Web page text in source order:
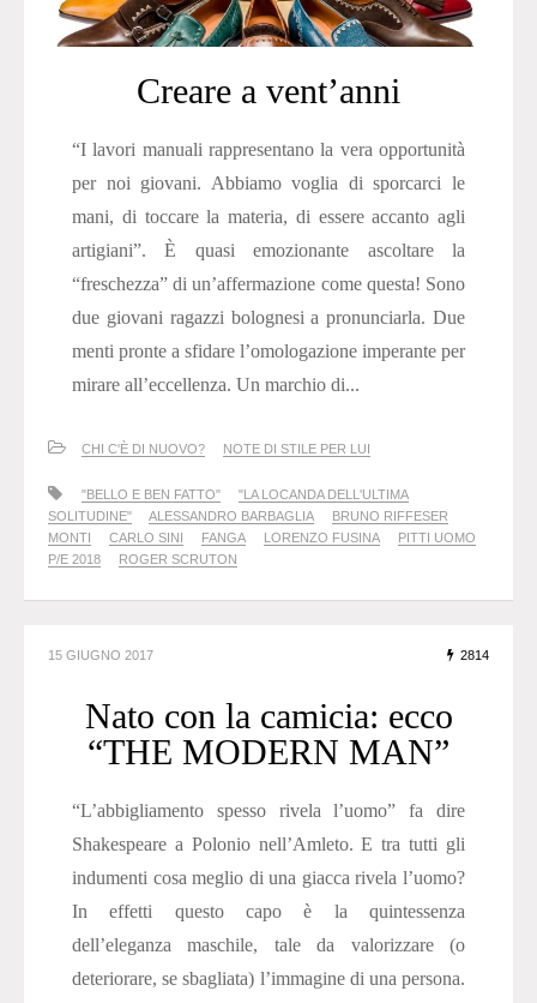
Creare a vent’anni
“I lavori manuali rappresentano la vera opportunità
per noi giovani. Abbiamo voglia di sporcarci le
mani, di toccare la materia, di essere accanto agli
artigiani”. È quasi emozionante ascoltare la
“freschezza” di un’affermazione come questa! Sono
due giovani ragazzi bolognesi a pronunciarla. Due
menti pronte a sfidare l’omologazione imperante per
mirare all’eccellenza. Un marchio di...
CHI C'È DI NUOVO? NOTE DI STILE PER LUI
"BELLO E BEN FATTO"
"LA LOCANDA DELL'ULTIMA
SOLITUDINE"
ALESSANDRO BARBAGLIA
BRUNO RIFFESER
MONTI
CARLO SINI FANGA LORENZO FUSINA
PITTI UOMO
P/E 2018
ROGER SCRUTON
15 GIUGNO 2017 2814
Nato con la camicia: ecco
“THE MODERN MAN”
“L’abbigliamento spesso rivela l’uomo” fa dire
Shakespeare a Polonio nell’Amleto. E tra tutti gli
indumenti cosa meglio di una giacca rivela l’uomo?
In effetti questo capo è la quintessenza
dell’eleganza maschile, tale da valorizzare (o
deteriorare, se sbagliata) l’immagine di una persona.